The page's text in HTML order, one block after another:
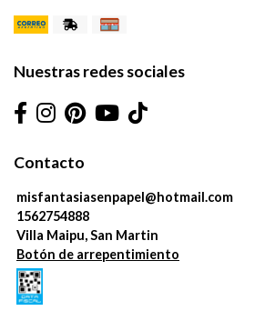
Nuestras redes sociales
Contacto
misfantasiasenpapel@hotmail.com
1562754888
Villa Maipu, San Martin
Botón de arrepentimiento